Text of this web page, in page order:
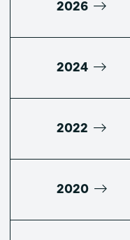
2026
2024
2022
2020